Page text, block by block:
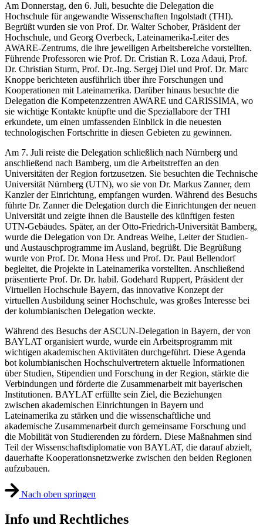
Am Donnerstag, den 6. Juli, besuchte die Delegation die
Hochschule für angewandte Wissenschaften Ingolstadt (THI).
Begrüßt wurden sie von Prof. Dr. Walter Schober, Präsident der
Hochschule, und Georg Overbeck, Lateinamerika-Leiter des
AWARE-Zentrums, die ihre jeweiligen Arbeitsbereiche vorstellten.
Führende Professoren wie Prof. Dr. Cristian R. Loza Adaui, Prof.
Dr. Christian Sturm, Prof. Dr.-Ing. Sergej Diel und Prof. Dr. Marc
Knoppe berichteten ausführlich über ihre Forschungen und
Kooperationen mit Lateinamerika. Darüber hinaus besuchte die
Delegation die Kompetenzzentren AWARE und CARISSIMA, wo
sie wichtige Kontakte knüpfte und die Speziallabore der THI
erkundete, um einen umfassenden Einblick in die neuesten
technologischen Fortschritte in diesen Gebieten zu gewinnen.
Am 7. Juli reiste die Delegation schließlich nach Nürnberg und
anschließend nach Bamberg, um die Arbeitstreffen an den
Universitäten der Region fortzusetzen. Sie besuchten die Technische
Universität Nürnberg (UTN), wo sie von Dr. Markus Zanner, dem
Kanzler der Einrichtung, empfangen wurden. Während des Besuchs
führte Dr. Zanner die Delegation durch die Einrichtungen der neuen
Universität und zeigte ihnen die Baustelle des künftigen festen
UTN-Gebäudes. Später, an der Otto-Friedrich-Universität Bamberg,
wurde die Delegation von Dr. Andreas Weihe, Leiter der Studien-
und Austauschprogramme im Ausland, begrüßt. Die Begrüßung
wurde von Prof. Dr. Mona Hess und Prof. Dr. Paul Bellendorf
begleitet, die Projekte in Lateinamerika vorstellten. Anschließend
präsentierte Prof. Dr. Dr. habil. Godehard Ruppert, Präsident der
Virtuellen Hochschule Bayern, das innovative Konzept der
virtuellen Ausbildung seiner Hochschule, was großes Interesse bei
der kolumbianischen Delegation weckte.
Während des Besuchs der ASCUN-Delegation in Bayern, der von
BAYLAT organisiert wurde, wurde ein Arbeitsprogramm mit
wichtigen akademischen Aktivitäten durchgeführt. Diese Agenda
bot kolumbianischen Hochschulvertretern aktuelle Informationen
über Studien, Stipendien und Forschung in der Region, stärkte die
Verbindungen und förderte die Zusammenarbeit mit bayerischen
Institutionen. BAYLAT erfüllte sein Ziel, die Beziehungen
zwischen akademischen Einrichtungen in Bayern und
Lateinamerika zu stärken und die wissenschaftliche und
akademische Zusammenarbeit durch gemeinsame Forschung und
die Mobilität von Studierenden zu fördern. Diese Maßnahmen sind
Teil der Wissenschaftsdiplomatie von BAYLAT, die darauf abzielt,
dauerhafte Kooperationsnetzwerke zwischen den beiden Regionen
aufzubauen.
Nach oben springen
Info und Rechtliches